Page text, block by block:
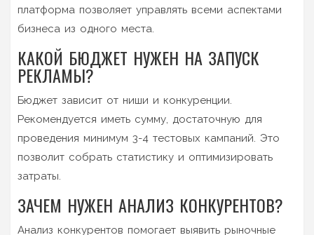
платформа позволяет управлять всеми аспектами
бизнеса из одного места.
КАКОЙ БЮДЖЕТ НУЖЕН НА ЗАПУСК
РЕКЛАМЫ?
Бюджет зависит от ниши и конкуренции.
Рекомендуется иметь сумму, достаточную для
проведения минимум 3-4 тестовых кампаний. Это
позволит собрать статистику и оптимизировать
затраты.
ЗАЧЕМ НУЖЕН АНАЛИЗ КОНКУРЕНТОВ?
Анализ конкурентов помогает выявить рыночные